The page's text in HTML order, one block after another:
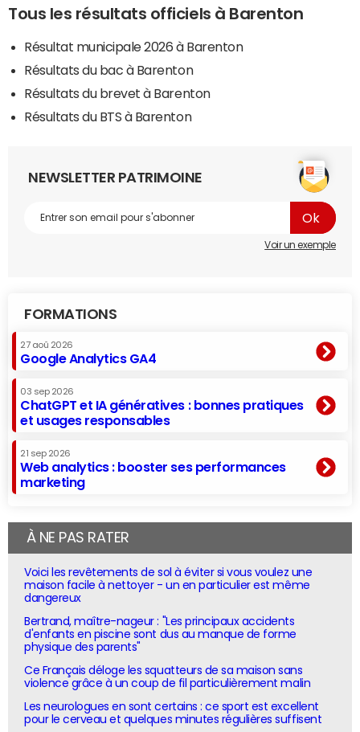
Tous les résultats officiels à Barenton
Résultat municipale 2026 à Barenton
Résultats du bac à Barenton
Résultats du brevet à Barenton
Résultats du BTS à Barenton
NEWSLETTER PATRIMOINE
Voir un exemple
FORMATIONS
27 aoû 2026
Google Analytics GA4
03 sep 2026
ChatGPT et IA génératives : bonnes pratiques
et usages responsables
21 sep 2026
Web analytics : booster ses performances
marketing
À NE PAS RATER
Voici les revêtements de sol à éviter si vous voulez une
maison facile à nettoyer - un en particulier est même
dangereux
Bertrand, maître-nageur : "Les principaux accidents
d'enfants en piscine sont dus au manque de forme
physique des parents"
Ce Français déloge les squatteurs de sa maison sans
violence grâce à un coup de fil particulièrement malin
Les neurologues en sont certains : ce sport est excellent
pour le cerveau et quelques minutes régulières suffisent